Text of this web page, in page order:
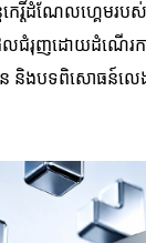
កេរ្តិ៍ដំណែលហ្គេមរប
ដែលជំរុញដោយដំណើរ
និងបទពិសោធន៍លេងហ្